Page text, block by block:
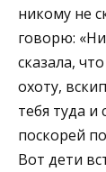
никому не
говорю:
сказала,
охоту,
тебя туда
поскорей
Вот дети